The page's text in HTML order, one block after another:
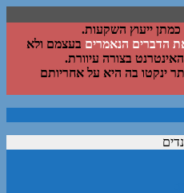
ייעוץ השקעות.
הדברים הנאמרים בעצמם ולא
בצורה עיוורת.
ינקטו בה היא על אחריותם